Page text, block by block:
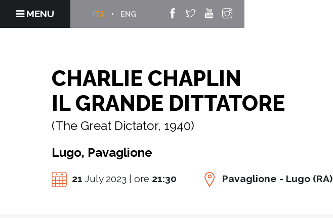
MENU ENG
ITA
CHARLIE CHAPLIN
IL GRANDE DITTATORE
(The Great Dictator, 1940)
Lugo, Pavaglione
21 July 2023 | ore 21:30 Pavaglione - Lugo (RA)